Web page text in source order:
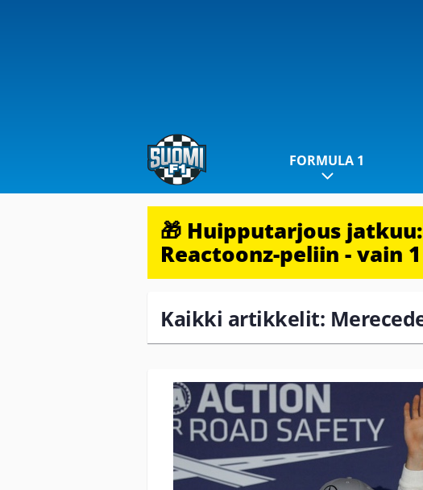
FORMULA 1
🎁 Huipputarjous
Reactoonz-peliin - vain
Kaikki artikkelit: